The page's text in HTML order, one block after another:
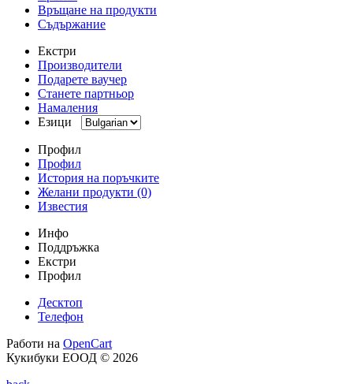
Връщане на продукти
Съдържание
Екстри
Производители
Подарете ваучер
Станете партньор
Намаления
Езици
Профил
Профил
История на поръчките
Желани продукти (0)
Известия
Инфо
Поддръжка
Екстри
Профил
Десктоп
Телефон
Работи на OpenCart
Кукибуки ЕООД © 2026